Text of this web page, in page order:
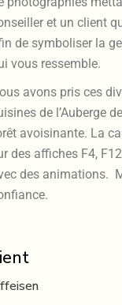
et un client
de symboliser la
vous ressemble.
avons pris ces
de l’Auberge
avoisinante. La
des affiches F4,
des animations.